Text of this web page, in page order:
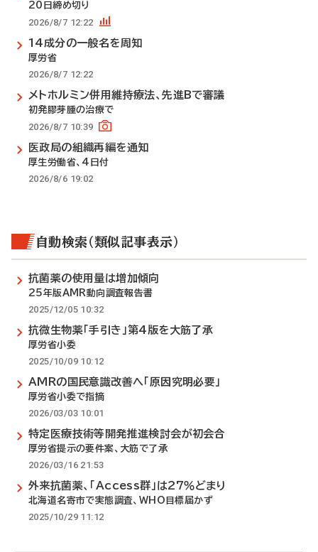
20日締め切り
2026/8/7 12:22
14成分の一般名を周知
厚労省
2026/8/7 12:22
メトホルミン併用維持療法、先進Bで審議
初発膠芽腫の治療で
2026/8/7 10:39
医政局の組織再編を通知
厚生労働省、4日付
2026/8/6 19:02
自動検索（類似記事表示）
抗菌薬の使用量は増加傾向
25年版AMR動向調査報告書
2025/12/05 10:32
抗微生物薬「手引き」第4版を大筋了承
厚労省小委
2025/10/09 10:12
AMRの国民意識改善へ「原因究明必要」
厚労省小委で指摘
2026/03/03 10:01
特定医療技術等開発推進検討会が初会合
厚労省提示の要件案、大筋で了承
2026/03/16 21:53
外来抗菌薬、「Access群」は27％どまり
北海道名寄市で実態調査、WHO目標届かず
2025/10/29 11:12